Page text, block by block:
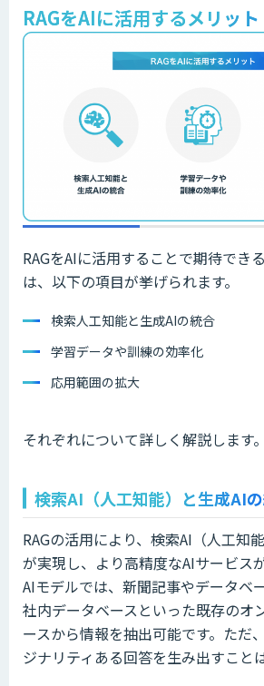
RAGをAIに活用するメリット
RAGをAIに活用することで期待でき
は、以下の項目が挙げられます。
検索人工知能と生成AIの統合
学習データや訓練の効率化
応用範囲の拡大
それぞれについて詳しく解説します。
検索AI（人工知能）と生成AI
RAGの活用により、検索AI（人工知
が実現し、より高精度なAIサービス
AIモデルでは、新聞記事やデータベ
社内データベースといった既存のオ
ースから情報を抽出可能です。ただ
ジナリティある回答を生み出すこと